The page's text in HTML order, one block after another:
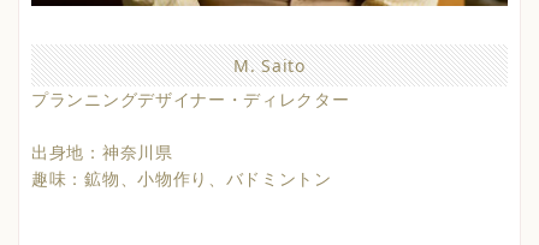
M. Saito
プランニングデザイナー・ディレクター
出身地：神奈川県
趣味：鉱物、小物作り、バドミントン